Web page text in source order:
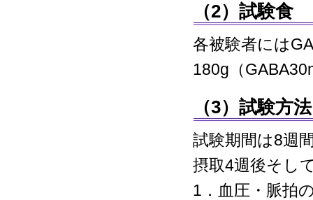
（2）試験食
各被験者には
180g（
（3）試験方法
試験期間は8週
摂取4週後そし
1．血圧・脈拍